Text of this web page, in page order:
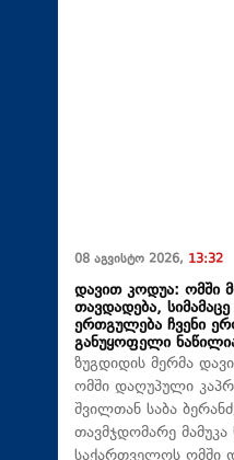
08 აგვისტო 2026, 13:32
დავით კოდუა: ომში
თავდადება,
ერთგულება ჩვენი
განუყოფელი
ზუგდიდის მერმა
ომში დაღუპული
შვილთან საბა
თავმჯდომარე